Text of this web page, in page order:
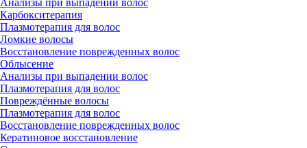
Анализы при выпадении волос
Карбокситерапия
Плазмотерапия для волос
Ломкие волосы
Восстановление поврежденных волос
Облысение
Анализы при выпадении волос
Плазмотерапия для волос
Повреждённые волосы
Плазмотерапия для волос
Восстановление поврежденных волос
Кератиновое восстановление